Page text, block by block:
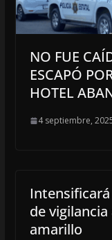
NO FUE
ESCAPÓ
HOTEL
4 septiembre,
Intensificará
de
amarillo